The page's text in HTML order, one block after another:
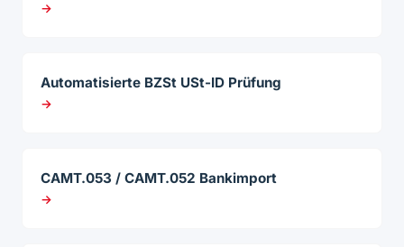
→
Automatisierte BZSt USt-ID Prüfung
→
CAMT.053 / CAMT.052 Bankimport
→